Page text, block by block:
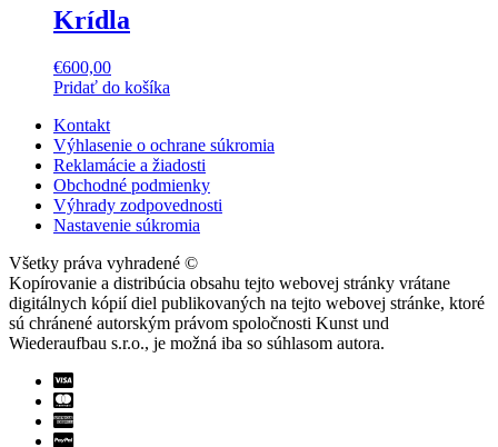
Krídla
€600,00
Pridať do košíka
Kontakt
Výhlasenie o ochrane súkromia
Reklamácie a žiadosti
Obchodné podmienky
Výhrady zodpovednosti
Nastavenie súkromia
Všetky práva vyhradené ©
Kopírovanie a distribúcia obsahu tejto webovej stránky vrátane
digitálnych kópií diel publikovaných na tejto webovej stránke, ktoré
sú chránené autorským právom spoločnosti Kunst und
Wiederaufbau s.r.o., je možná iba so súhlasom autora.